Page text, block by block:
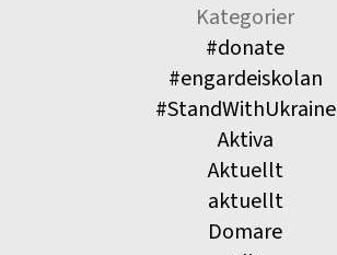
Kategorier
#donate
#engardeiskolan
#StandWithUkraine
Aktiva
Aktuellt
aktuellt
Domare